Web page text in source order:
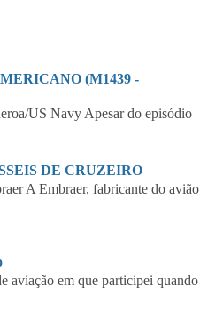
(M1439 -
US Navy Apesar do episódio
DE CRUZEIRO
A Embraer, fabricante do avião
aviação em que participei quando